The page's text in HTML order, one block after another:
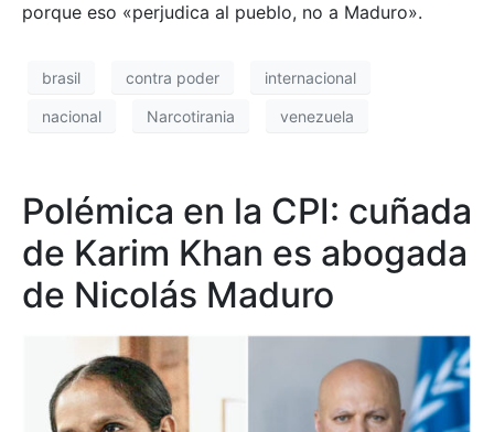
porque eso «perjudica al pueblo, no a Maduro».
brasil contra poder internacional
nacional Narcotirania venezuela
Polémica en la CPI: cuñada
de Karim Khan es abogada
de Nicolás Maduro